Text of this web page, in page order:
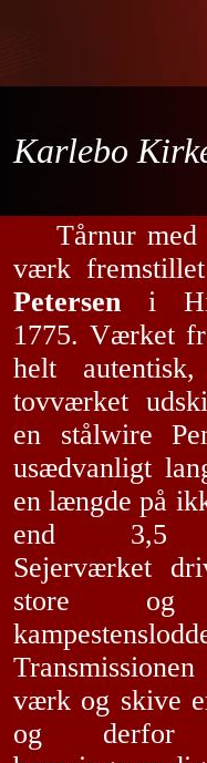
Karlebo
Tårnur med
værk
Petersen i
1775. Værket
helt
tovværket
en stålwire
usædvanligt
en længde på
end 3,5
Sejerværket
store og
værk og skive
og derfor